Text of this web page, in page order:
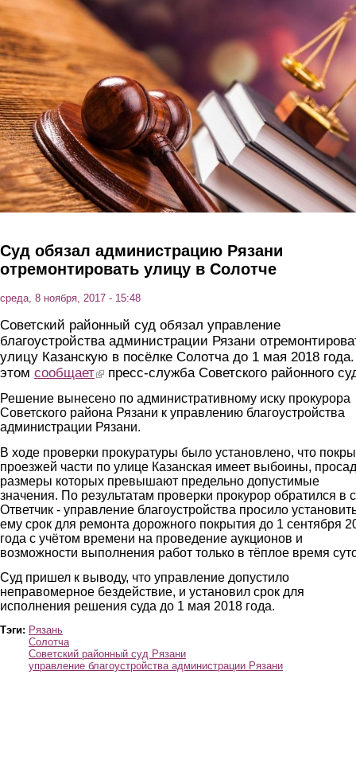
Перейти к основному содержанию
Суд обязал администрацию Рязани
отремонтировать улицу в Солотче
среда, 8 ноября, 2017 - 15:48
Советский районный суд обязал управление
благоустройства администрации Рязани
улицу Казанскую в посёлке Солотча до 1 мая 2018
этом сообщает(link is external)
пресс-служба Советского районного
Решение вынесено по административному иску прокурора
Советского района Рязани к управлению благоустройства
администрации Рязани.
В ходе проверки прокуратуры было установлено, что
проезжей части по улице Казанская имеет выбоины,
размеры которых превышают предельно допустимые
значения. По результатам проверки прокурор обратился в
Ответчик - управление благоустройства просило
ему срок для ремонта дорожного покрытия до 1 сентября
года с учётом времени на проведение аукционов и
возможности выполнения работ только в тёплое время
Суд пришел к выводу, что управление допустило
неправомерное бездействие, и установил срок для
исполнения решения суда до 1 мая 2018 года.
Тэги: Рязань
Солотча
Советский районный суд Рязани
управление благоустройства администрации Рязани